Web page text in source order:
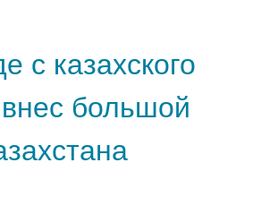
с казахского
большой